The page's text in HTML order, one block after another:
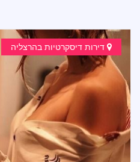
דירות דיסקרטיות בהרצליה